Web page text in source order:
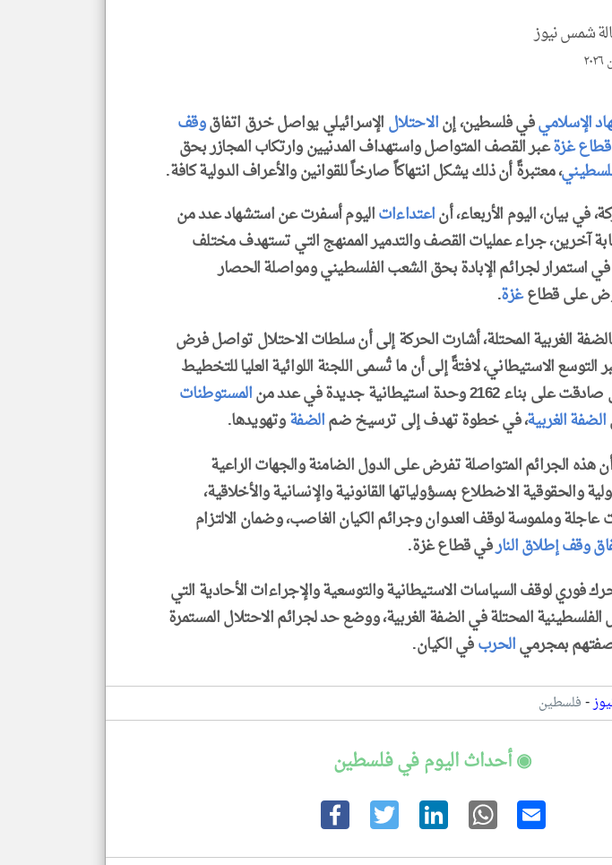
شمس نيوز
الإسلاميفي فلسطين، إنالاحتلالالإسرائيلي يواصل خرق اتفاقوقف
قطاع غزةعبر القصف المتواصل واستهداف المدنيين وارتكاب المجازر بحق
، معتبرةً أن ذلك يشكل انتهاكاً صارخاً للقوانين والأعراف الدولية كافة.
بيان، اليوم الأربعاء، أناعتداءاتاليوم أسفرت عن استشهاد عدد من
آخرين، جراء عمليات القصف والتدمير الممنهج التي تستهدف مختلف
استمرار لجرائم الإبادة بحق الشعب الفلسطيني ومواصلة الحصار
على قطاعغزة.
الغربية المحتلة، أشارت الحركة إلى أن سلطات الاحتلال تواصل فرض
الاستيطاني، لافتةً إلى أن ما تُسمى اللجنة اللوائية العليا للتخطيط
2162 وحدة استيطانية جديدة في عدد من
المستوطنات
الضفة الغربية، في خطوة تهدف إلى ترسيخ ضمالضفةوتهويدها.
هذه الجرائم المتواصلة تفرض على الدول الضامنة والجهات الراعية
والحقوقية الاضطلاع بمسؤولياتها القانونية والإنسانية والأخلاقية،
عاجلة وملموسة لوقف العدوان وجرائم الكيان الغاصب، وضمان الالتزام
وقف إطلاق النارفي قطاع غزة.
فوري لوقف السياسات الاستيطانية والتوسعية والإجراءات الأحادية التي
المحتلة في الضفة الغربية، ووضع حد لجرائم الاحتلال المستمرة
بمجرميالحربفي الكيان.
-فلسطين
◉ أحداث اليوم في فلسطين